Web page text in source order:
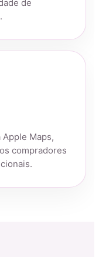
de
Maps,
compradores